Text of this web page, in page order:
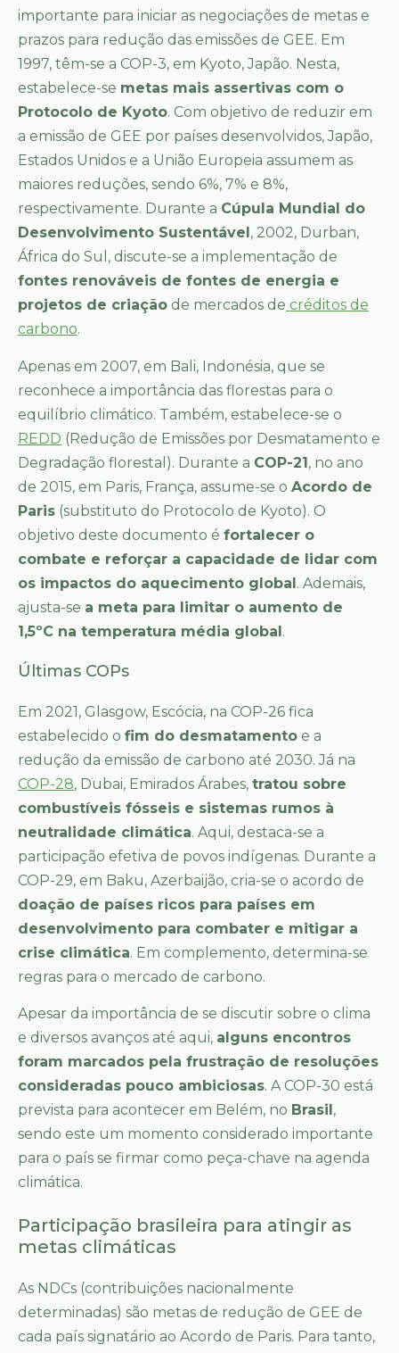
importante para iniciar as negociações de metas e
prazos para redução das emissões de GEE. Em
1997, têm-se a COP-3, em Kyoto, Japão. Nesta,
estabelece-se metas mais assertivas com o
Protocolo de Kyoto. Com objetivo de reduzir em
a emissão de GEE por países desenvolvidos, Japão,
Estados Unidos e a União Europeia assumem as
maiores reduções, sendo 6%, 7% e 8%,
respectivamente. Durante a Cúpula Mundial do
Desenvolvimento Sustentável , 2002, Durban,
África do Sul, discute-se a implementação de
fontes renováveis de fontes de energia e
projetos de criação de mercados de créditos de
carbono.
Apenas em 2007, em Bali, Indonésia, que se
reconhece a importância das florestas para o
equilíbrio climático. Também, estabelece-se o
REDD (Redução de Emissões por Desmatamento e
Degradação florestal). Durante a COP-21, no ano
de 2015, em Paris, França, assume-se o Acordo de
Paris (substituto do Protocolo de Kyoto). O
objetivo deste documento é fortalecer o
combate e reforçar a capacidade de lidar com
os impactos do aquecimento global. Ademais,
ajusta-se a meta para limitar o aumento de
1,5ºC na temperatura média global.
Últimas COPs
Em 2021, Glasgow, Escócia, na COP-26 fica
estabelecido o fim do desmatamento e a
redução da emissão de carbono até 2030. Já na
COP-28, Dubai, Emirados Árabes, tratou sobre
combustíveis fósseis e sistemas rumos à
neutralidade climática. Aqui, destaca-se a
participação efetiva de povos indígenas. Durante a
COP-29, em Baku, Azerbaijão, cria-se o acordo de
doação de países ricos para países em
desenvolvimento para combater e mitigar a
crise climática. Em complemento, determina-se
regras para o mercado de carbono.
Apesar da importância de se discutir sobre o clima
e diversos avanços até aqui, alguns encontros
foram marcados pela frustração de resoluções
consideradas pouco ambiciosas. A COP-30 está
prevista para acontecer em Belém, no Brasil ,
sendo este um momento considerado importante
para o país se firmar como peça-chave na agenda
climática.
Participação brasileira para atingir as
metas climáticas
As NDCs (contribuições nacionalmente
determinadas) são metas de redução de GEE de
cada país signatário ao Acordo de Paris. Para tanto,